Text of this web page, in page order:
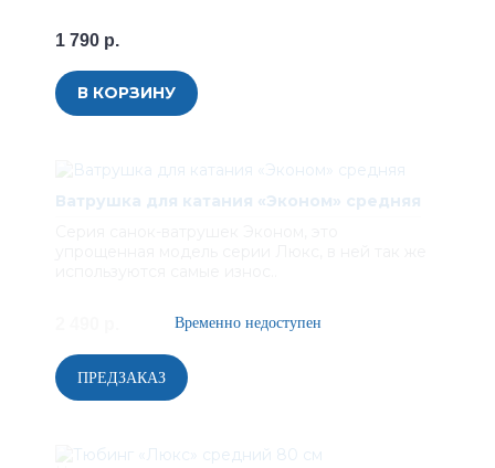
1 790 р.
В КОРЗИНУ
Ватрушка для катания «Эконом» средняя